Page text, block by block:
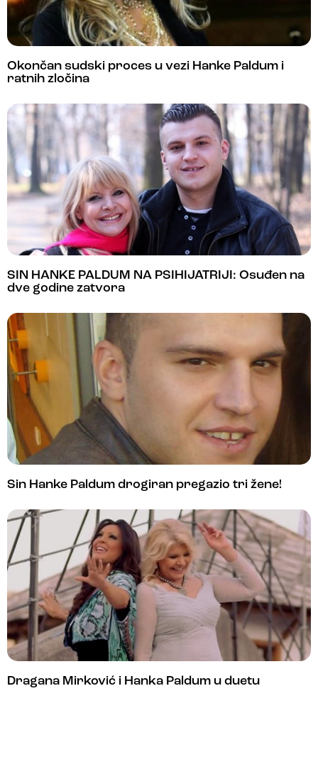
Okončan sudski proces u vezi Hanke Paldum i
ratnih zločina
SIN HANKE PALDUM NA PSIHIJATRIJI: Osuđen na
dve godine zatvora
Sin Hanke Paldum drogiran pregazio tri žene!
Dragana Mirković i Hanka Paldum u duetu